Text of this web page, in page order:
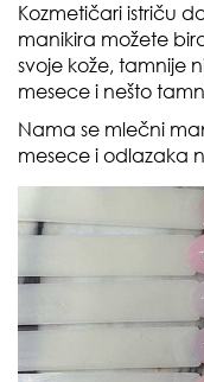
Kozmetičari istriču
manikira možete
svoje kože, tamnije
mesece i nešto
Nama se mlečni
mesece i odlazaka